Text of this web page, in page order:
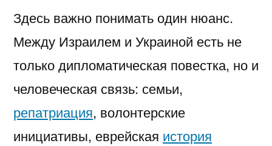
Здесь важно понимать один нюанс.
Между Израилем и Украиной есть не
только дипломатическая повестка, но и
человеческая связь: семьи,
репатриация, волонтерские
инициативы, еврейская история